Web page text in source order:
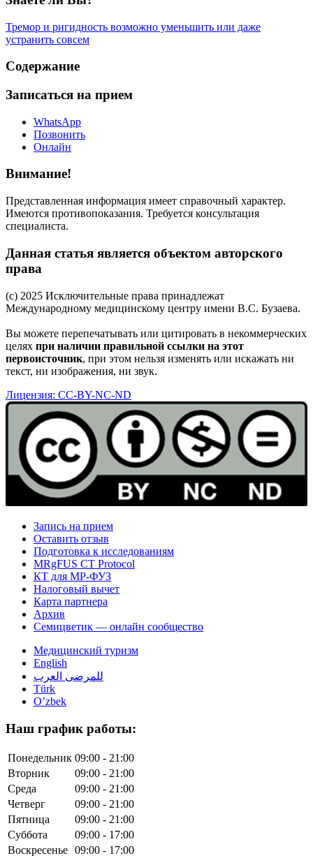
Тремор и ригидность возможно уменьшить или даже
устранить совсем
Содержание
Записаться на прием
WhatsApp
Позвонить
Онлайн
Внимание!
Представленная информация имеет справочный характер.
Имеются противопоказания. Требуется консультация
специалиста.
Данная статья является объектом авторского
права
(c) 2025 Исключительные права принадлежат
Международному медицинскому центру имени В.С. Бузаева.
Вы можете перепечатывать или цитировать в некоммерческих
целях при наличии правильной ссылки на этот
первоисточник, при этом нельзя изменять или искажать ни
текст, ни изображения, ни звук.
Лицензия: CC-BY-NC-ND
Запись на прием
Оставить отзыв
Подготовка к исследованиям
MRgFUS CT Protocol
КТ для МР-ФУЗ
Налоговый вычет
Карта партнера
Архив
Семицветик — онлайн сообщество
Медицинский туризм
English
للمرضى العرب
Türk
O’zbek
Наш график работы:
Понедельник 09:00 - 21:00
Вторник
09:00 - 21:00
Среда
09:00 - 21:00
Четверг
09:00 - 21:00
Пятница
09:00 - 21:00
Суббота
09:00 - 17:00
Воскресенье 09:00 - 17:00